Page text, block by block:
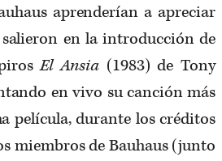
aprenderían a apreciar
en la introducción de
El Ansia (1983) de Tony
en vivo su canción más
película, durante los créditos
miembros de Bauhaus (junto